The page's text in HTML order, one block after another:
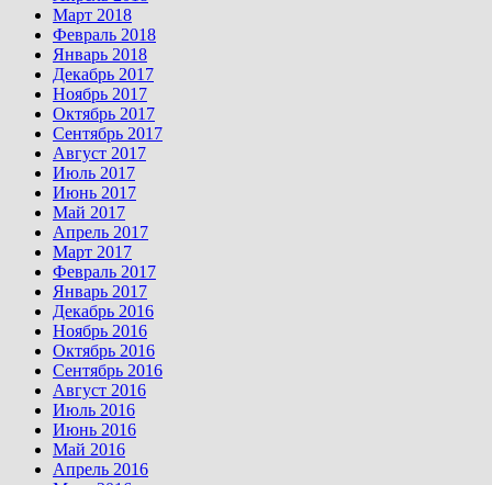
Март 2018
Февраль 2018
Январь 2018
Декабрь 2017
Ноябрь 2017
Октябрь 2017
Сентябрь 2017
Август 2017
Июль 2017
Июнь 2017
Май 2017
Апрель 2017
Март 2017
Февраль 2017
Январь 2017
Декабрь 2016
Ноябрь 2016
Октябрь 2016
Сентябрь 2016
Август 2016
Июль 2016
Июнь 2016
Май 2016
Апрель 2016